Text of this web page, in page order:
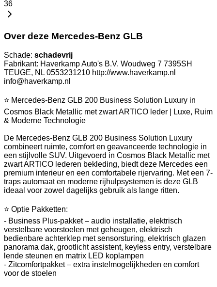
36
Over deze Mercedes-Benz GLB
Schade: schadevrij
Fabrikant: Haverkamp Auto's B.V. Woudweg 7 7395SH
TEUGE, NL 0553231210 http://www.haverkamp.nl
info@haverkamp.nl
⭐ Mercedes-Benz GLB 200 Business Solution Luxury in
Cosmos Black Metallic met zwart ARTICO leder | Luxe, Ruim
& Moderne Technologie
De Mercedes-Benz GLB 200 Business Solution Luxury
combineert ruimte, comfort en geavanceerde technologie in
een stijlvolle SUV. Uitgevoerd in Cosmos Black Metallic met
zwart ARTICO lederen bekleding, biedt deze Mercedes een
premium interieur en een comfortabele rijervaring. Met een 7-
traps automaat en moderne rijhulpsystemen is deze GLB
ideaal voor zowel dagelijks gebruik als lange ritten.
⭐ Optie Pakketten:
- Business Plus-pakket – audio installatie, elektrisch
verstelbare voorstoelen met geheugen, elektrisch
bedienbare achterklep met sensorsturing, elektrisch glazen
panorama dak, grootlicht assistent, keyless entry, verstelbare
lende steunen en matrix LED koplampen
- Zitcomfortpakket – extra instelmogelijkheden en comfort
voor de stoelen